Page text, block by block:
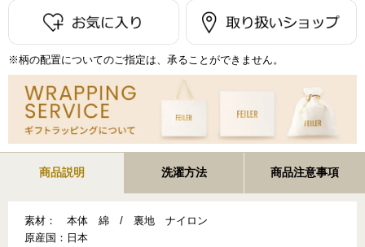
※柄の配置についてのご指定は、承ることができません。
商品説明 洗濯方法 商品注意事項
素材：
本体 綿 / 裏地 ナイロン
原産国： 日本